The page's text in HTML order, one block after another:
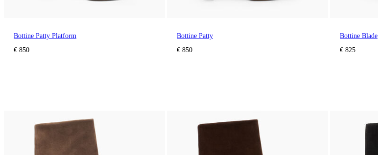
Bottine Patty Platform
€ 850
Bottine Patty
€ 850
Bottine Blade
€ 825